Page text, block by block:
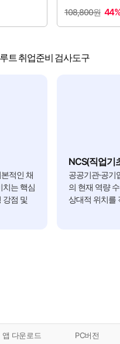
108,800원
트 취업준비 검사도구
적인 채
치는 핵심
강점 및
NCS(직업기
공공기관·공기
의 현재 역량
상대적 위치를
앱 다운로드 PC버전